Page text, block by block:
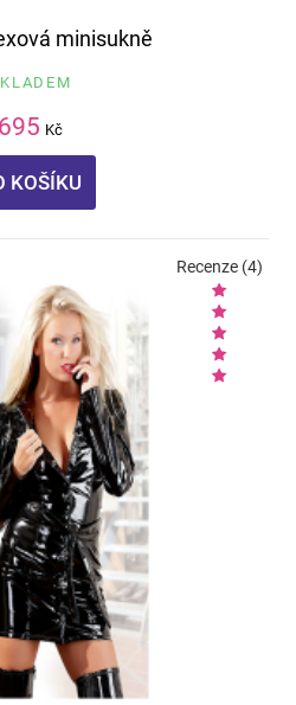
minisukně
695 Kč
KOŠÍKU
Recenze (4)